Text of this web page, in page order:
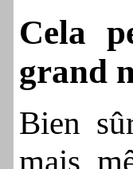
Cela
grand
Bien
mais